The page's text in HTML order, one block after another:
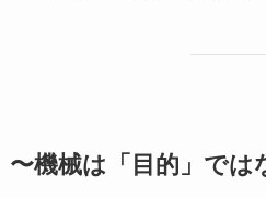
〜機械は「目的」では